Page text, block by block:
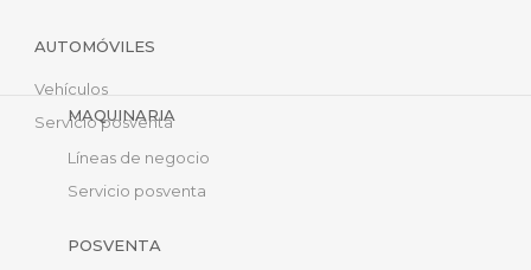
AUTOMÓVILES
Vehículos
Servicio posventa
MAQUINARIA
Líneas de negocio
Servicio posventa
POSVENTA